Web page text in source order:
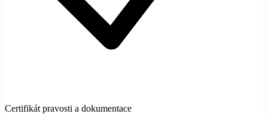
Certifikát pravosti a dokumentace